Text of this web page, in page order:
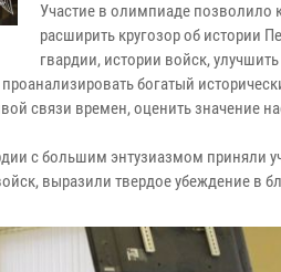
Участие в олимпиаде позволило
расширить кругозор об истории
гвардии, истории войск,
богатый
связи времен, оценить значение
с большим энтузиазмом приняли
выразили твердое убеждение в